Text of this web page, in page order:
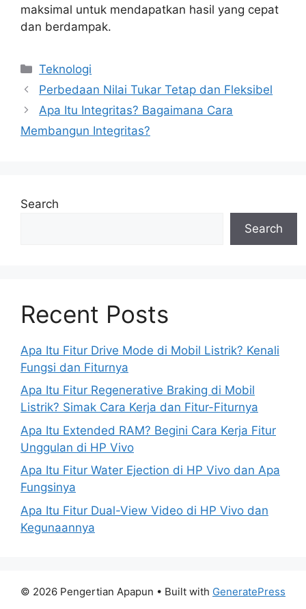
maksimal untuk mendapatkan hasil yang cepat
dan berdampak.
Categories
Teknologi
Perbedaan Nilai Tukar Tetap dan Fleksibel
Apa Itu Integritas? Bagaimana Cara
Membangun Integritas?
Search
Search
Recent Posts
Apa Itu Fitur Drive Mode di Mobil Listrik? Kenali
Fungsi dan Fiturnya
Apa Itu Fitur Regenerative Braking di Mobil
Listrik? Simak Cara Kerja dan Fitur-Fiturnya
Apa Itu Extended RAM? Begini Cara Kerja Fitur
Unggulan di HP Vivo
Apa Itu Fitur Water Ejection di HP Vivo dan Apa
Fungsinya
Apa Itu Fitur Dual-View Video di HP Vivo dan
Kegunaannya
© 2026 Pengertian Apapun • Built with GeneratePress